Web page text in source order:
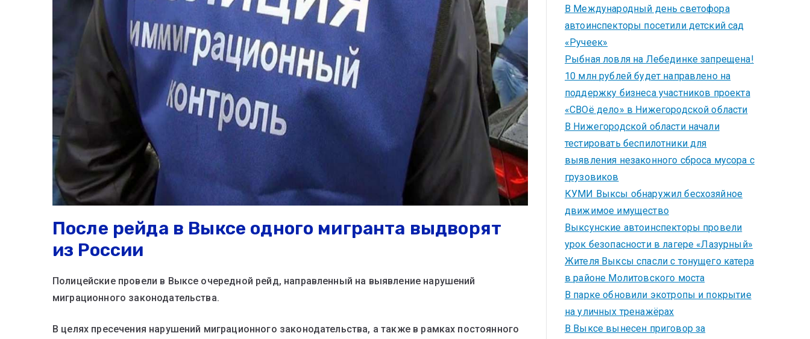
После рейда в Выксе одного мигранта выдворят
из России
Полицейские провели в Выксе очередной рейд, направленный на выявление нарушений
миграционного законодательства.
В целях пресечения нарушений миграционного законодательства, а также в рамках постоянного
В Международный день светофора
автоинспекторы посетили детский сад
«Ручеек»
Рыбная ловля на Лебединке запрещена!
10 млн рублей будет направлено на
поддержку бизнеса участников проекта
«СВОё дело» в Нижегородской области
В Нижегородской области начали
тестировать беспилотники для
выявления незаконного сброса мусора с
грузовиков
КУМИ Выксы обнаружил бесхозяйное
движимое имущество
Выксунские автоинспекторы провели
урок безопасности в лагере «Лазурный»
Жителя Выксы спасли с тонущего катера
в районе Молитовского моста
В парке обновили экотропы и покрытие
на уличных тренажёрах
В Выксе вынесен приговор за